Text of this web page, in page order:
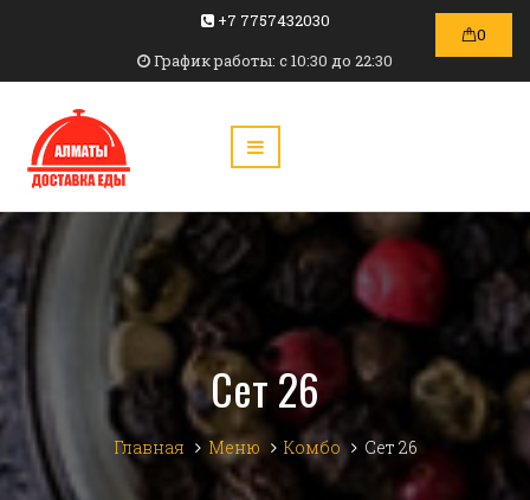
+7 7757432030
График работы: c 10:30 до 22:30
0
Сет 26
Главная Меню Комбо Сет 26